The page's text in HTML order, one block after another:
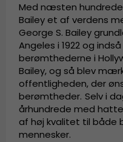
Med næsten
Bailey et af verdens
George S. Bailey
Angeles i 1922 og
berømthederne i
Bailey, og så blev
offentligheden, der
berømtheder. Selv i
århundrede med
af høj kvalitet til både
mennesker.